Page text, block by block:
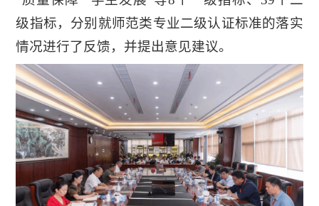
级指标，分别就师范类专业二级认证标准的落实
情况进行了反馈，并提出意见建议。